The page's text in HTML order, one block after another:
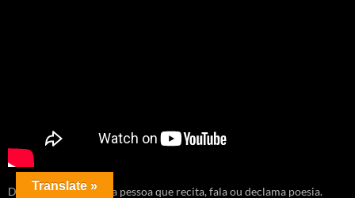
Diseur (do francês) é a pessoa que recita, fala ou declama poesia.
Translate »